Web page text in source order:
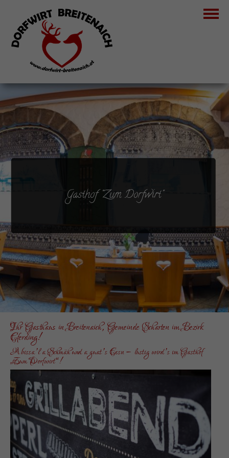
Gasthof "Zum Dorfwirt"
Ihr Gasthaus in Breitenaich, Gemeinde Scharten im Bezirk
Eferding!
A bissa’l a Schmäh und a guat’s Essn – lustig wird’s im Gasthof
„Zum Dorfwirt“!